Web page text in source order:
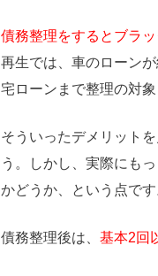
債務整理をするとブラ
再生では、車のローン
宅ローンまで整理の対
そういったデメリット
う。しかし、実際にも
かどうか、という点です
債務整理後は、 基本2回